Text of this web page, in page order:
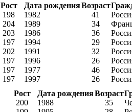
Рост Дата рожденияВозраст
198 1982 41
204 1989 34
203 1986 36
197 1994 29
202 1991 32
197 1996 26
197 1977 46
197 1997 26
Рост Дата рожденияВозраст
200 1988 35